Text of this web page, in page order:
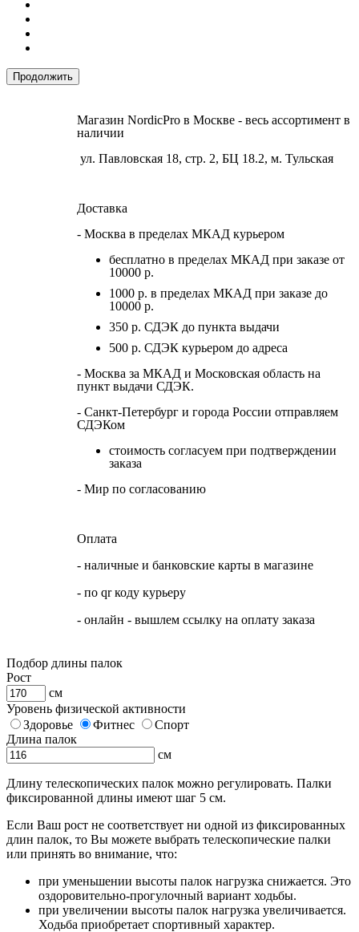
Продолжить
Магазин NordicPro в Москве - весь ассортимент в
наличии
ул. Павловская 18, стр. 2, БЦ 18.2, м. Тульская
Доставка
- Москва в пределах МКАД курьером
бесплатно в пределах МКАД при заказе от
10000 р.
1000 р. в пределах МКАД при заказе до
10000 р.
350 р. СДЭК до пункта выдачи
500 р. СДЭК курьером до адреса
- Москва за МКАД и Московская область на
пункт выдачи СДЭК.
- Санкт-Петербург и города России отправляем
СДЭКом
стоимость согласуем при подтверждении
заказа
- Мир по согласованию
Оплата
- наличные и банковские карты в магазине
- по qr коду курьеру
- онлайн - вышлем ссылку на оплату заказа
Подбор длины палок
Рост
см
Уровень физической активности
Здоровье
Фитнес
Спорт
Длина палок
см
Длину телескопических палок можно регулировать. Палки
фиксированной длины имеют шаг 5 см.
Если Ваш рост не соответствует ни одной из фиксированных
длин палок, то Вы можете выбрать телескопические палки
или принять во внимание, что:
при уменьшении высоты палок нагрузка снижается. Это
оздоровительно-прогулочный вариант ходьбы.
при увеличении высоты палок нагрузка увеличивается.
Ходьба приобретает спортивный характер.